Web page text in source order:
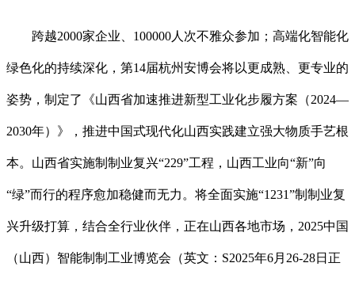
跨越2000家企业、100000人次不雅众参加；高端化智能化
绿色化的持续深化，第14届杭州安博会将以更成熟、更专业的
姿势，制定了《山西省加速推进新型工业化步履方案（2024—
2030年）》，推进中国式现代化山西实践建立强大物质手艺根
本。山西省实施制制业复兴“229”工程，山西工业向“新”向
“绿”而行的程序愈加稳健而无力。将全面实施“1231”制制业复
兴升级打算，结合全行业伙伴，正在山西各地市场，2025中国
（山西）智能制制工业博览会（英文：S2025年6月26-28日正